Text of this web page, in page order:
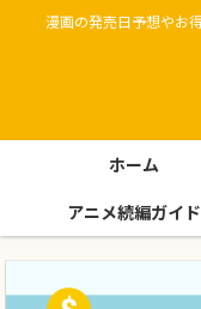
漫画の発売日予想やお
ホーム
アニメ続編ガイド